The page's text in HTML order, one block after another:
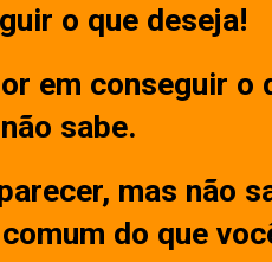
o que deseja!
em conseguir o
sabe.
mas não
do que